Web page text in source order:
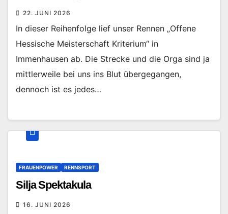
22. JUNI 2026
In dieser Reihenfolge lief unser Rennen „Offene
Hessische Meisterschaft Kriterium“ in
Immenhausen ab. Die Strecke und die Orga sind ja
mittlerweile bei uns ins Blut übergegangen,
dennoch ist es jedes…
FRAUENPOWER RENNSPORT
Silja Spektakula
16. JUNI 2026